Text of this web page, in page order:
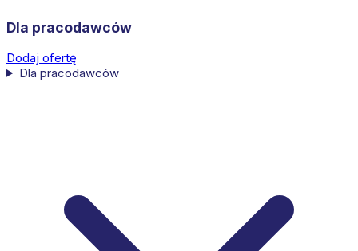
Dla pracodawców
Dodaj ofertę
Dla pracodawców